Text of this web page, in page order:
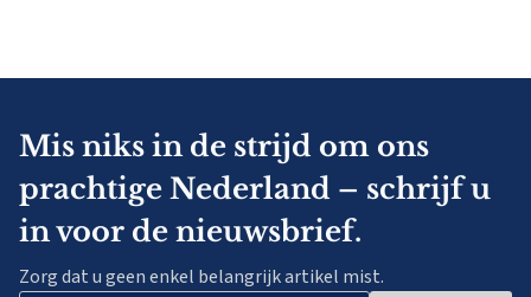
Mis niks in de strijd om ons
prachtige Nederland – schrijf u
in voor de nieuwsbrief.
Zorg dat u geen enkel belangrijk artikel mist.